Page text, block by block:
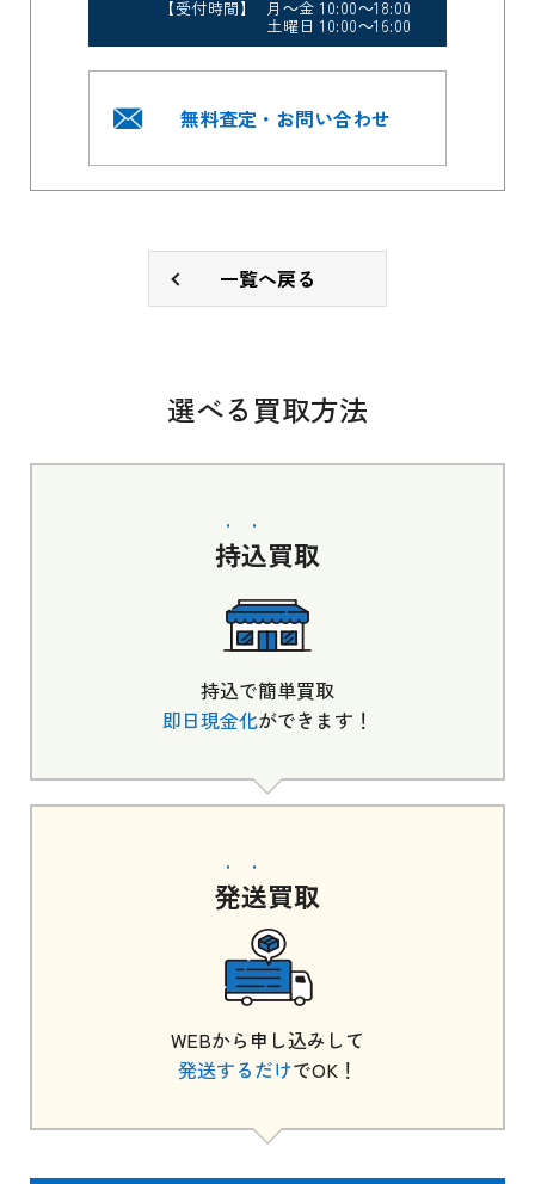
【受付時間】 月～金 10:00～18:00
土曜日 10:00～16:00
無料査定・お問い合わせ
一覧へ戻る
選べる買取方法
持込買取
持込で簡単買取
即日現金化ができます！
発送買取
WEBから申し込みして
発送するだけでOK！